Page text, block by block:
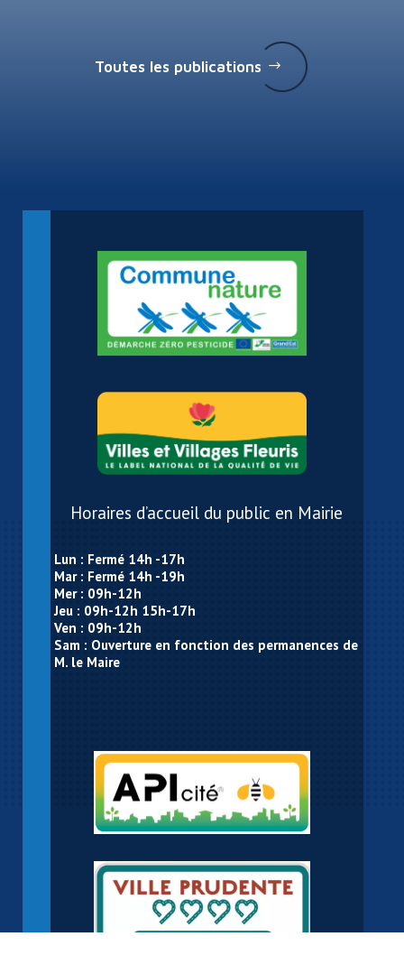
Toutes les publications
Horaires d’accueil du public en Mairie
Lun : Fermé 14h -17h
Mar : Fermé 14h -19h
Mer : 09h-12h
Jeu : 09h-12h 15h-17h
Ven : 09h-12h
Sam : Ouverture en fonction des permanences de
M. le Maire